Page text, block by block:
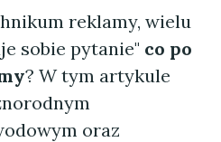
reklamy, wielu
sobie pytanie" co po
? W tym artykule
oraz